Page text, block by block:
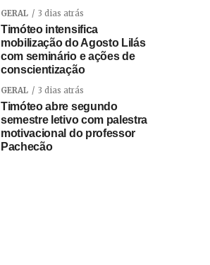
GERAL 3 dias atrás
Timóteo intensifica
mobilização do Agosto Lilás
com seminário e ações de
conscientização
GERAL 3 dias atrás
Timóteo abre segundo
semestre letivo com palestra
motivacional do professor
Pachecão